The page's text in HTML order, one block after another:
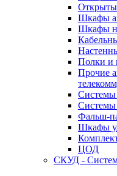
Шкафы
Шкафы
Полки и
Прочие
Системы
Системы
Фальш-
Шкафы
ЦОД
СКУД -